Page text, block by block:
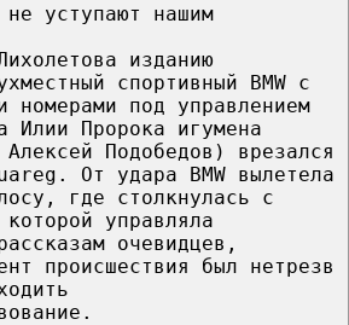
не уступают нашим
изданию
спортивный BMW с
номерами под управлением
Илии Пророка игумена
Подобедов) врезался
От удара BMW вылетела
где столкнулась с
управляла
очевидцев,
происшествия был нетрезв